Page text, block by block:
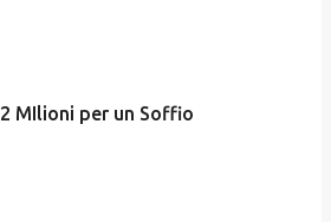
MIlioni per un Soffio